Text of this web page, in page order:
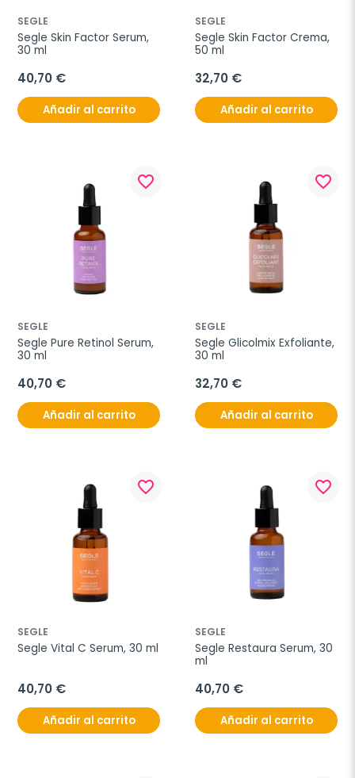
SEGLE
Segle Skin Factor Serum,
30 ml
40,70 €
Añadir al carrito
SEGLE
Segle Skin Factor Crema,
50 ml
32,70 €
Añadir al carrito
favorite_border
SEGLE
Segle Pure Retinol Serum,
30 ml
40,70 €
Añadir al carrito
favorite_border
SEGLE
Segle Glicolmix Exfoliante,
30 ml
32,70 €
Añadir al carrito
favorite_border
SEGLE
Segle Vital C Serum, 30 ml
40,70 €
Añadir al carrito
favorite_border
SEGLE
Segle Restaura Serum, 30
ml
40,70 €
Añadir al carrito